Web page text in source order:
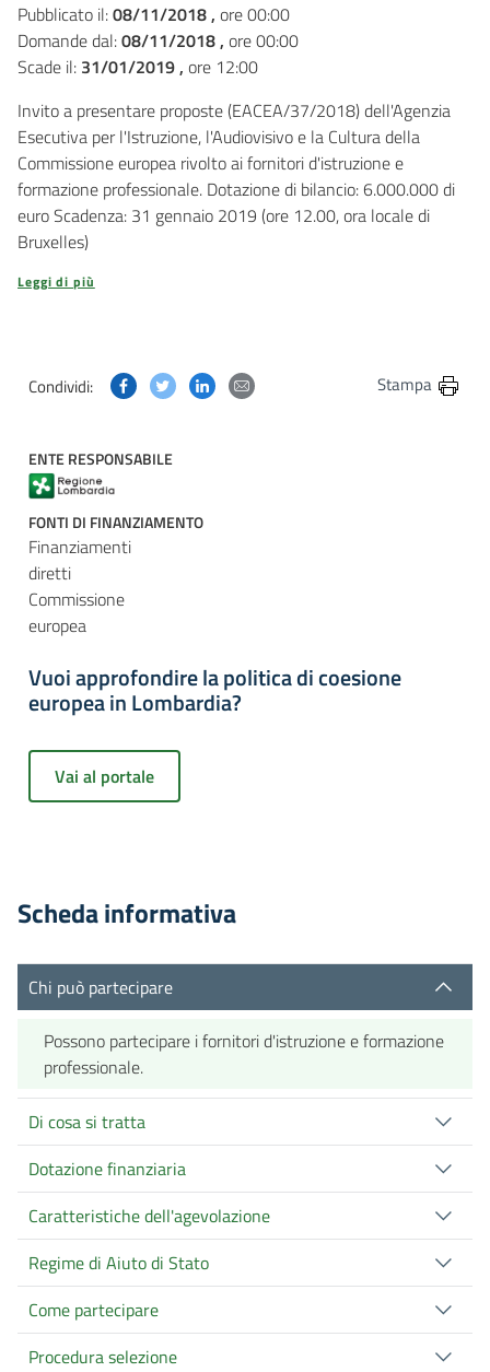
Pubblicato il:08/11/2018 , ore 00:00
Domande dal:08/11/2018 , ore 00:00
Scade il: 31/01/2019 , ore 12:00
Invito a presentare proposte (EACEA/37/2018) dell'Agenzia
Esecutiva per l'Istruzione, l'Audiovisivo e la Cultura della
Commissione europea rivolto ai fornitori d'istruzione e
formazione professionale. Dotazione di bilancio: 6.000.000 di
euro Scadenza: 31 gennaio 2019 (ore 12.00, ora locale di
Bruxelles)
Leggi di più
Condividi: Condividi questa pagina su Facebook
Condividi questa pagina su Twitter
Condividi questa pagina su Linkedin
Condividi questa pagina via
Stampa
ENTE RESPONSABILE
FONTI DI FINANZIAMENTO
Finanziamenti
diretti
Commissione
europea
Vuoi approfondire la politica di coesione
europea in Lombardia?
Vai al portale
Scheda informativa
Chi può partecipare
Possono partecipare i fornitori d'istruzione e formazione
professionale.
Di cosa si tratta
Dotazione finanziaria
Caratteristiche dell'agevolazione
Regime di Aiuto di Stato
Come partecipare
Procedura selezione